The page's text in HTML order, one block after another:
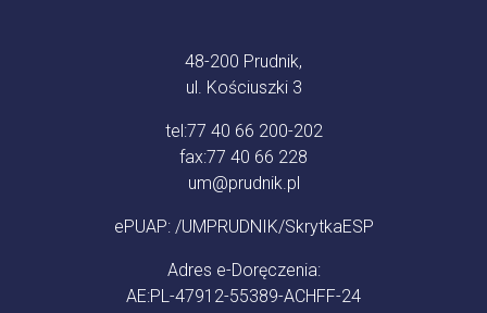
48-200 Prudnik,
ul. Kościuszki 3
tel:77 40 66 200-202
fax:77 40 66 228
um@prudnik.pl
ePUAP: /UMPRUDNIK/SkrytkaESP
Adres e-Doręczenia:
AE:PL-47912-55389-ACHFF-24